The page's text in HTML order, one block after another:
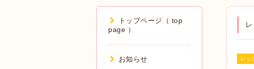
レッ
トップページ（ top
page ）
お知らせ